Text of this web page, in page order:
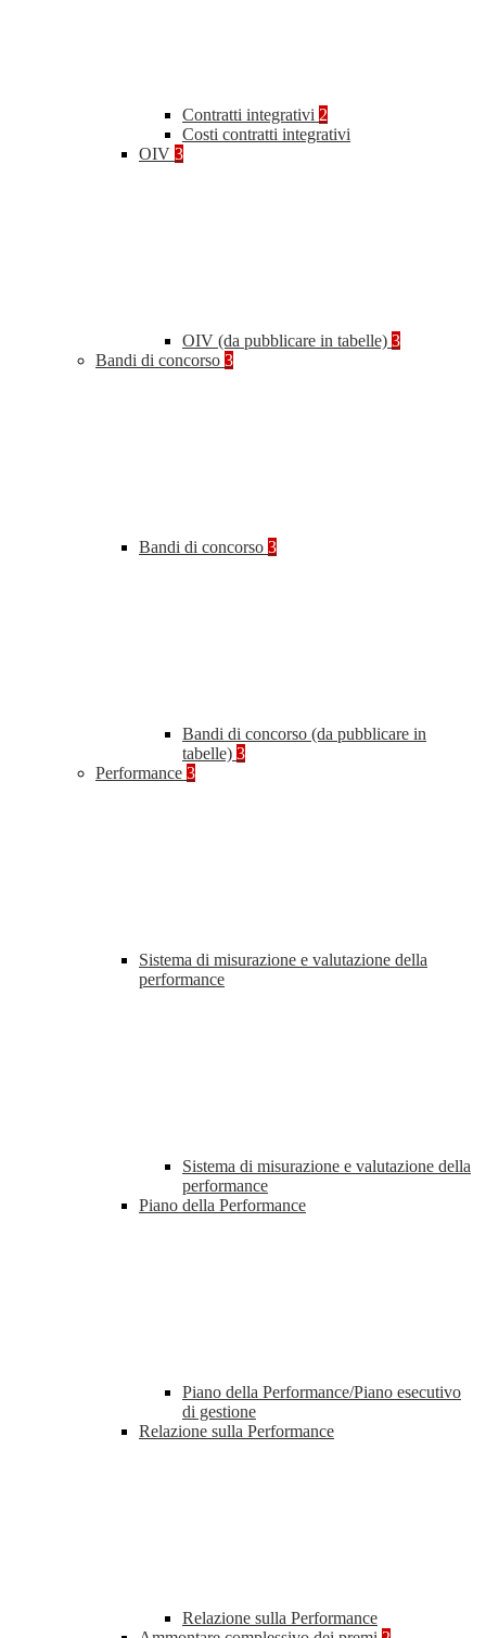
Contratti integrativi 2
Costi contratti integrativi
OIV 3
OIV (da pubblicare in tabelle) 3
Bandi di concorso 3
Bandi di concorso 3
Bandi di concorso (da pubblicare in
tabelle) 3
Performance 3
Sistema di misurazione e valutazione della
performance
Sistema di misurazione e valutazione della
performance
Piano della Performance
Piano della Performance/Piano esecutivo
di gestione
Relazione sulla Performance
Relazione sulla Performance